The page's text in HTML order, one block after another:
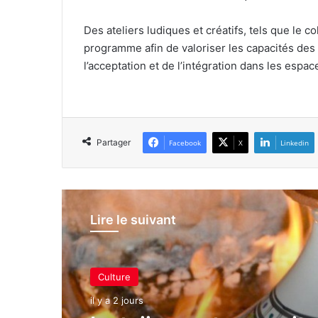
Des ateliers ludiques et créatifs, tels que le
programme afin de valoriser les capacités
l’acceptation et de l’intégration dans les
Partager Facebook X Linkedin
Lire le suivant
Culture
il y a 2 jours
Culture